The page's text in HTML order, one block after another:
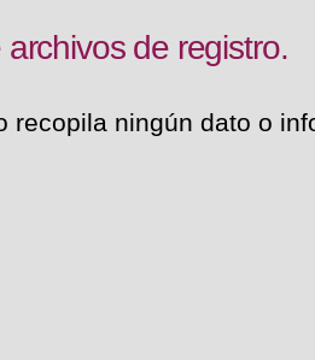
de registro.
ningún dato o